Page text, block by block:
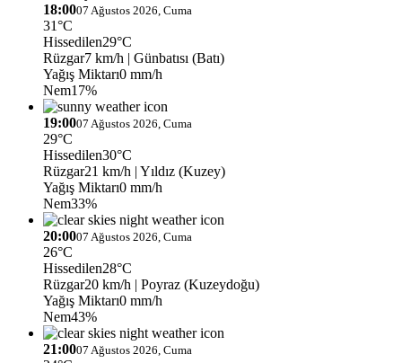
18:0007 Ağustos 2026, Cuma
31°C
Hissedilen29°C
Rüzgar7 km/h | Günbatısı (Batı)
Yağış Miktarı0 mm/h
Nem17%
19:0007 Ağustos 2026, Cuma
29°C
Hissedilen30°C
Rüzgar21 km/h | Yıldız (Kuzey)
Yağış Miktarı0 mm/h
Nem33%
20:0007 Ağustos 2026, Cuma
26°C
Hissedilen28°C
Rüzgar20 km/h | Poyraz (Kuzeydoğu)
Yağış Miktarı0 mm/h
Nem43%
21:0007 Ağustos 2026, Cuma